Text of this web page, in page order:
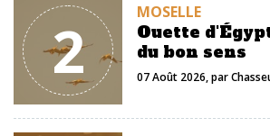
2 MOSELLE
Ouette
du bon sens
07 Août 2026, par